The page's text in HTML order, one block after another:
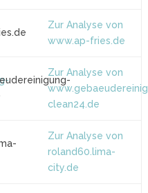
Zur Analyse von
www.ap-fries.de
Zur Analyse von
clean24.de
Zur Analyse von
roland60.lima-
city.de